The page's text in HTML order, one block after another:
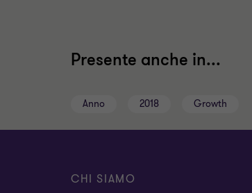
Presente anche in...
Anno 2018 Growth
CHI SIAMO